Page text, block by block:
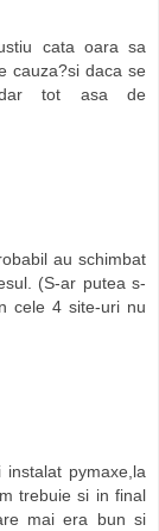
cata oara sa
cauza?si daca se
tot asa de
au schimbat
(S-ar putea s-
cele 4 site-uri nu
pymaxe,la
trebuie si in final
mai era bun si